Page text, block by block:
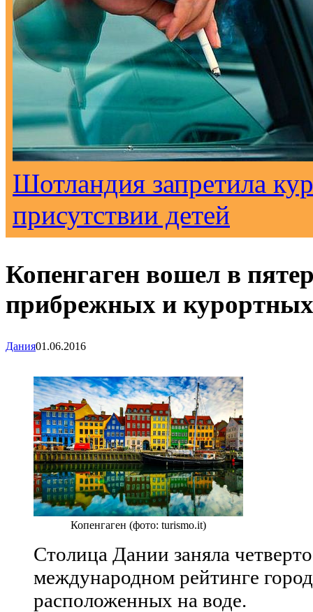
Шотландия запретила
присутствии детей
Копенгаген вошел в
прибрежных и
Дания01.06.2016
Копенгаген (фото: turismo.it)
Столица Дании заняла
международном рейтинге
расположенных на воде.